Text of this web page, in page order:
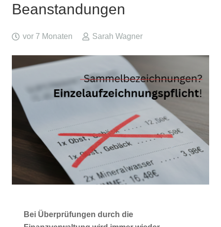
Beanstandungen
vor 7 Monaten Sarah Wagner
Bei Überprüfungen durch die